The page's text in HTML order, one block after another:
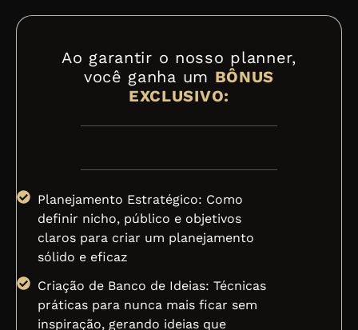
Ao garantir o nosso planner,
você ganha um BÔNUS
EXCLUSIVO:
Planejamento Estratégico: Como
definir nicho, público e objetivos
claros para criar um planejamento
sólido e eficaz
Criação de Banco de Ideias: Técnicas
práticas para nunca mais ficar sem
inspiração, gerando ideias que